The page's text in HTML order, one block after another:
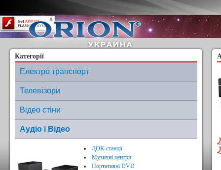
Content on this page requires a newer version of Adobe Flash Player.
Категорії
Електро транспорт
Телевізори
Відео стіни
Аудіо і Відео
ДОК-станції
Музичні центри
Портативні DVD